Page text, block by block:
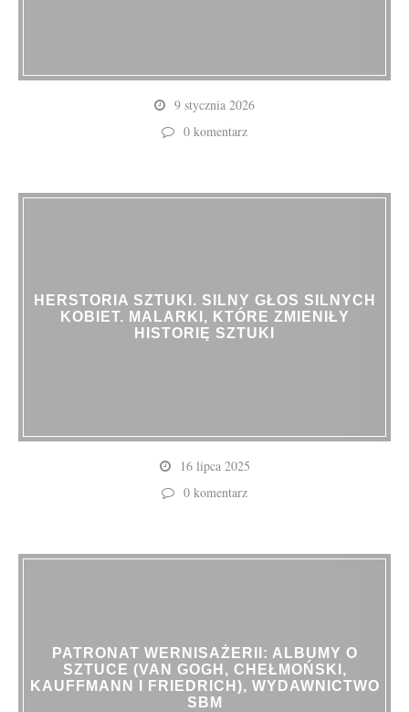
9 stycznia 2026
0 komentarz
HERSTORIA SZTUKI. SILNY GŁOS SILNYCH
KOBIET. MALARKI, KTÓRE ZMIENIŁY
HISTORIĘ SZTUKI
16 lipca 2025
0 komentarz
PATRONAT WERNISAŻERII: ALBUMY O
SZTUCE (VAN GOGH, CHEŁMOŃSKI,
KAUFFMANN I FRIEDRICH), WYDAWNICTWO
SBM